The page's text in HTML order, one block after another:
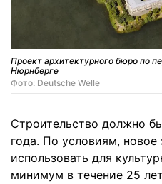
Проект архитектурного бюро по
Нюрнберге
Фото: Deutsche Welle
Строительство должно
года. По условиям,
использовать для
минимум в течение 25